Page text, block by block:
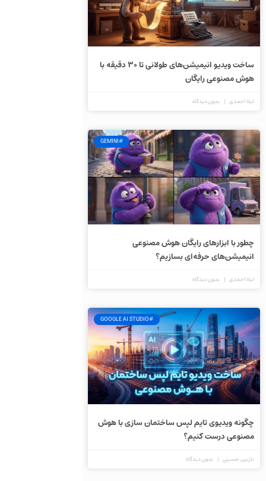
ساخت ویدیو انیمیشن‌های طولانی تا ۳۰ دقیقه با
هوش مصنوعی رایگان
لیلا احمدی بدون دیدگاه
#GEMINI
چطور با ابزارهای رایگان هوش مصنوعی
انیمیشن‌های حرفه‌ای بسازیم؟
لیلا احمدی بدون دیدگاه
#GOOGLE AI STUDIO
چگونه ویدیوی تایم لپس ساختمان سازی با هوش
مصنوعی درست کنیم؟
نازنین حسینی بدون دیدگاه